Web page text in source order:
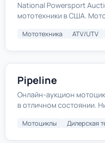
National Powersport
мототехники в США.
Мототехника ATV/UTV
Pipeline
Онлайн-аукцион
в отличном состоянии.
Мотоциклы Дилерская